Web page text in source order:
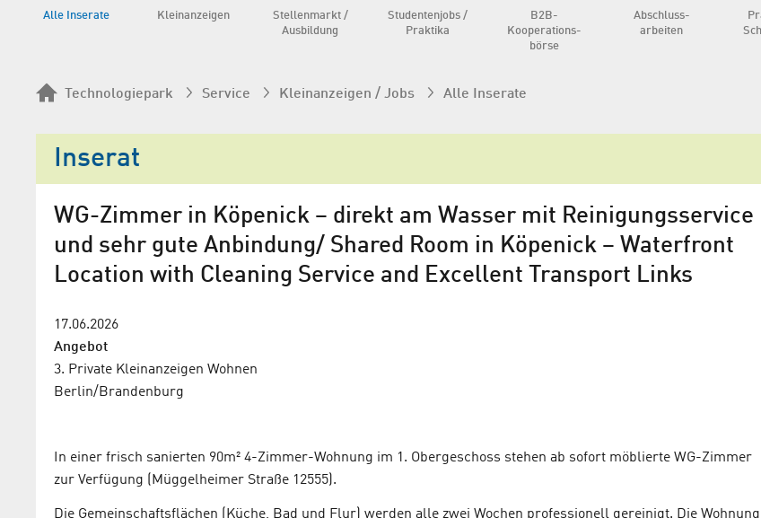
Alle Inserate Klein­anzeigen
Stellen­markt /
Aus­bildung
Studenten­jobs /
Praktika
B2B-
Kooperations­
börse
Abschluss­
arbeiten
Technologiepark Service Kleinanzeigen / Jobs Alle Inserate
Inserat
WG-Zimmer in Köpenick – direkt am Wasser mit Reinigungsservice
und sehr gute Anbindung/ Shared Room in Köpenick – Waterfront
Location with Cleaning Service and Excellent Transport Links
17.06.2026
Angebot
3. Private Kleinanzeigen Wohnen
Berlin/Brandenburg
In einer frisch sanierten 90m² 4-Zimmer-Wohnung im 1. Obergeschoss stehen ab sofort möblierte WG-Zimmer
zur Verfügung (Müggelheimer Straße 12555).
Die Gemeinschaftsflächen (Küche, Bad und Flur) werden alle zwei Wochen professionell gereinigt. Die Wohnung